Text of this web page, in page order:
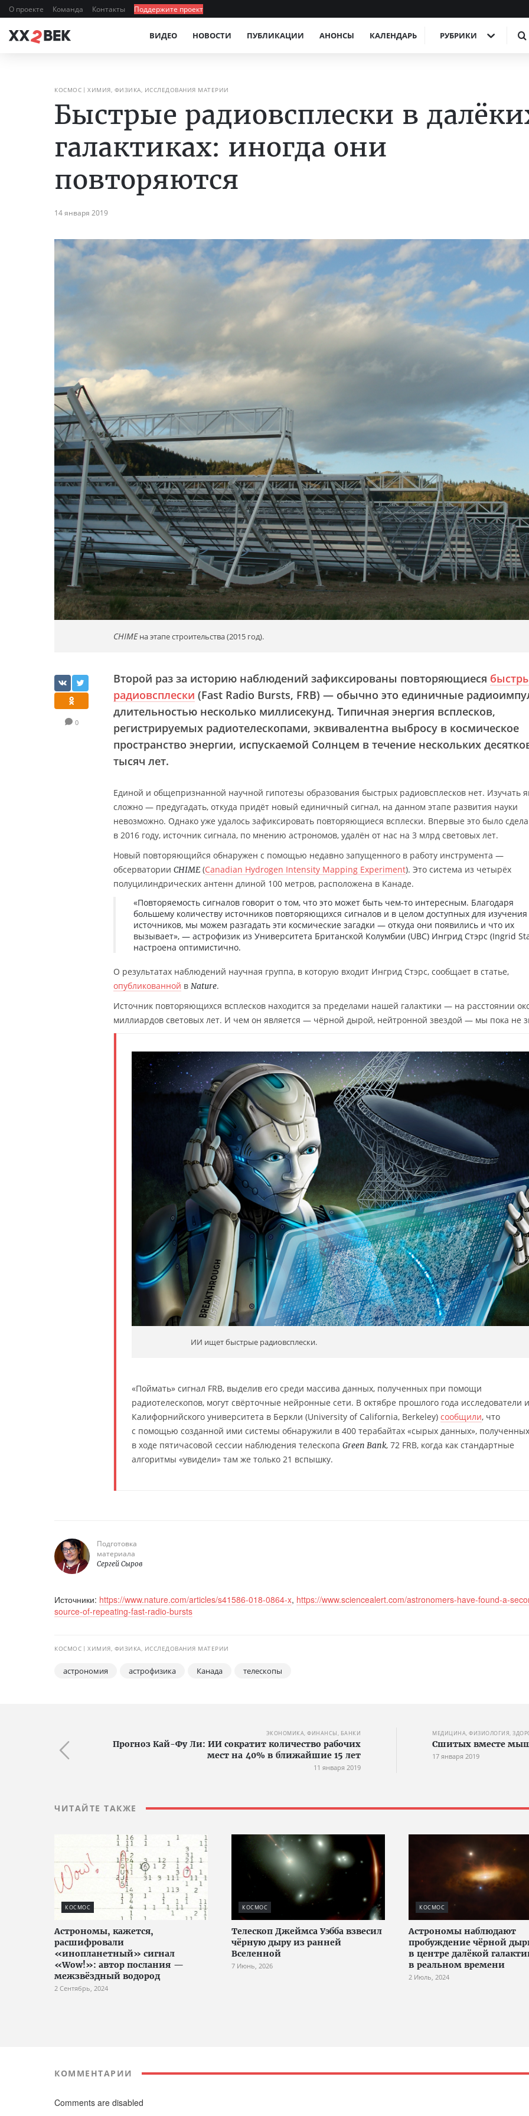
О проекте Команда Контакты Поддержите проект
ВИДЕО НОВОСТИ ПУБЛИКАЦИИ АНОНСЫ КАЛЕНДАРЬ РУБРИКИ
КОСМОС ХИМИЯ, ФИЗИКА, ИССЛЕДОВАНИЯ МАТЕРИИ
Быстрые радиовсплески в
галактиках: иногда они
повторяются
14 января 2019
CHIMEна этапе строительства (2015 год).
0
Второй раз за историю наблюдений зафиксированы повторяющиеся
радиовсплески (Fast Radio Bursts, FRB) — обычно это единичные
длительностью несколько миллисекунд. Типичная энергия всплесков,
регистрируемых радиотелескопами, эквивалентна выбросу в космическое
пространство энергии, испускаемой Солнцем в течение нескольких
тысяч лет.
Единой и общепризнанной научной гипотезы образования быстрых радиовсплесков нет. Изучать
сложно — предугадать, откуда придёт новый единичный сигнал, на данном этапе развития науки
невозможно. Однако уже удалось зафиксировать повторяющиеся всплески. Впервые это было
в 2016 году, источник сигнала, по мнению астрономов, удалён от нас на 3 млрд световых лет.
Новый повторяющийся обнаружен с помощью недавно запущенного в работу инструмента —
обсерватории CHIME (Canadian Hydrogen Intensity Mapping Experiment). Это система из четырёх
полуцилиндрических антенн длиной 100 метров, расположена в Канаде.
«Повторяемость сигналов говорит о том, что это может быть чем-то интересным. Благодаря
большему количеству источников повторяющихся сигналов и в целом доступных для изучения
источников, мы можем разгадать эти космические загадки — откуда они появились и что их
вызывает», — астрофизик из Университета Британской Колумбии (UBC) Ингрид Стэрс (Ingrid
настроена оптимистично.
О результатах наблюдений научная группа, в которую входит Ингрид Стэрс, сообщает в статье,
опубликованной в Nature.
Источник повторяющихся всплесков находится за пределами нашей галактики — на расстоянии
миллиардов световых лет. И чем он является — чёрной дырой, нейтронной звездой — мы пока не
ИИ ищет быстрые радиовсплески.
«Поймать» сигнал FRB, выделив его среди массива данных, полученных при помощи
радиотелескопов, могут свёрточные нейронные сети. В октябре прошлого года исследователи
Калифорнийского университета в Беркли (University of California, Berkeley) сообщили, что
с помощью созданной ими системы обнаружили в 400 терабайтах «сырых данных», полученных
в ходе пятичасовой сессии наблюдения телескопа Green Bank, 72 FRB, когда как стандартные
алгоритмы «увидели» там же только 21 вспышку.
Подготовка
материала
Сергей Сыров
Источники: https://www.nature.com/articles/s41586-018-0864-x, https://www.sciencealert.com/astronomers-have-found-a-
source-of-repeating-fast-radio-bursts
КОСМОС ХИМИЯ, ФИЗИКА, ИССЛЕДОВАНИЯ МАТЕРИИ
астрономия астрофизика Канада телескопы
ЭКОНОМИКА, ФИНАНСЫ, БАНКИ
Прогноз Кай-Фу Ли: ИИ сократит количество рабочих
мест на 40% в ближайшие 15 лет
11 января 2019
МЕДИЦИНА, ФИЗИОЛОГИЯ,
Сшитых вместе
17 января 2019
ЧИТАЙТЕ ТАКЖЕ
КОСМОС
Астрономы, кажется,
расшифровали
«инопланетный» сигнал
«Wow!»: автор послания —
межзвёздный водород
2 Сентябрь, 2024
КОСМОС
Телескоп Джеймса Уэбба взвесил
чёрную дыру из ранней
Вселенной
7 Июнь, 2026
КОСМОС
Астрономы наблюдают
пробуждение чёрной
в центре далёкой
в реальном времени
2 Июль, 2024
КОММЕНТАРИИ
Comments are disabled